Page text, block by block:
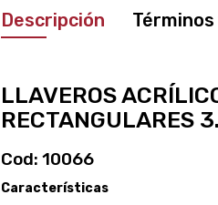
Descripción
LLAVEROS
RECTANGULARES
Cod: 10066
Características